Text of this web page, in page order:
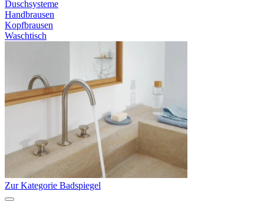
Duschsysteme
Handbrausen
Kopfbrausen
Waschtisch
Zur Kategorie Badspiegel